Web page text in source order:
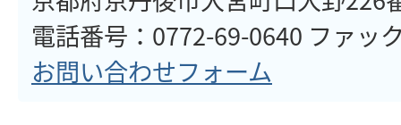
電話番号：0772-69-0640 ファッ
お問い合わせフォーム